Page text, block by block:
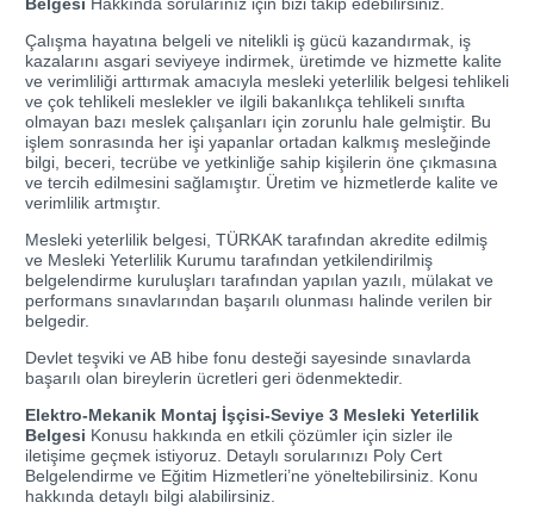
Çalışma hayatına belgeli ve nitelikli iş gücü kazandırmak, iş
kazalarını asgari seviyeye indirmek, üretimde ve hizmette kalite
ve verimliliği arttırmak amacıyla mesleki yeterlilik belgesi tehlikeli
ve çok tehlikeli meslekler ve ilgili bakanlıkça tehlikeli sınıfta
olmayan bazı meslek çalışanları için zorunlu hale gelmiştir. Bu
işlem sonrasında her işi yapanlar ortadan kalkmış mesleğinde
bilgi, beceri, tecrübe ve yetkinliğe sahip kişilerin öne çıkmasına
ve tercih edilmesini sağlamıştır. Üretim ve hizmetlerde kalite ve
verimlilik artmıştır.
Mesleki yeterlilik belgesi, TÜRKAK tarafından akredite edilmiş
ve Mesleki Yeterlilik Kurumu tarafından yetkilendirilmiş
belgelendirme kuruluşları tarafından yapılan yazılı, mülakat ve
performans sınavlarından başarılı olunması halinde verilen bir
belgedir.
Devlet teşviki ve AB hibe fonu desteği sayesinde sınavlarda
başarılı olan bireylerin ücretleri geri ödenmektedir.
Elektro-Mekanik Montaj İşçisi-Seviye 3 Mesleki Yeterlilik
Belgesi Konusu hakkında en etkili çözümler için sizler ile
iletişime geçmek istiyoruz. Detaylı sorularınızı Poly Cert
Belgelendirme ve Eğitim Hizmetleri’ne yöneltebilirsiniz. Konu
hakkında detaylı bilgi alabilirsiniz.